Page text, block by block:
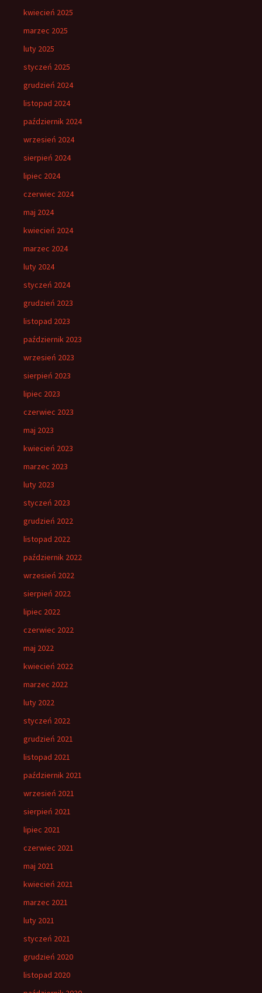
kwiecień 2025
marzec 2025
luty 2025
styczeń 2025
grudzień 2024
listopad 2024
październik 2024
wrzesień 2024
sierpień 2024
lipiec 2024
czerwiec 2024
maj 2024
kwiecień 2024
marzec 2024
luty 2024
styczeń 2024
grudzień 2023
listopad 2023
październik 2023
wrzesień 2023
sierpień 2023
lipiec 2023
czerwiec 2023
maj 2023
kwiecień 2023
marzec 2023
luty 2023
styczeń 2023
grudzień 2022
listopad 2022
październik 2022
wrzesień 2022
sierpień 2022
lipiec 2022
czerwiec 2022
maj 2022
kwiecień 2022
marzec 2022
luty 2022
styczeń 2022
grudzień 2021
listopad 2021
październik 2021
wrzesień 2021
sierpień 2021
lipiec 2021
czerwiec 2021
maj 2021
kwiecień 2021
marzec 2021
luty 2021
styczeń 2021
grudzień 2020
listopad 2020